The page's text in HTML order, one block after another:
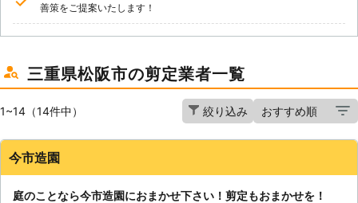
善策をご提案いたします！
三重県松阪市の剪定業者一覧
1~14（14件中） 絞り込み
今市造園
庭のことなら今市造園におまかせ下さい！剪定もおまかせを！